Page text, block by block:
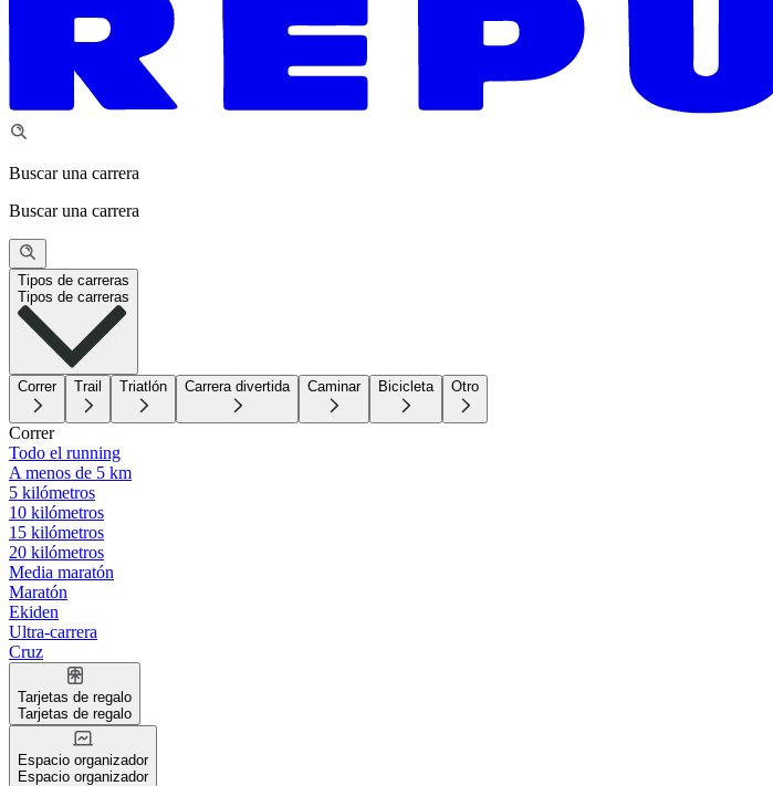
Buscar una carrera
Buscar una carrera
Tipos de carreras
Tipos de carreras
Correr Trail Triatlón Carrera divertida Caminar Bicicleta Otro
Correr
Todo el running
A menos de 5 km
5 kilómetros
10 kilómetros
15 kilómetros
20 kilómetros
Media maratón
Maratón
Ekiden
Ultra-carrera
Cruz
Tarjetas de regalo
Tarjetas de regalo
Espacio organizador
Espacio organizador